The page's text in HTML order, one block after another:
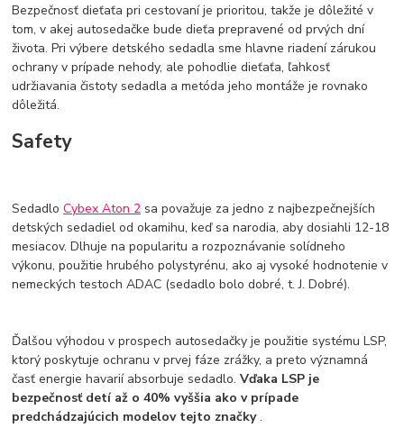
Bezpečnosť dieťaťa pri cestovaní je prioritou, takže je dôležité v
tom, v akej autosedačke bude dieťa prepravené od prvých dní
života. Pri výbere detského sedadla sme hlavne riadení zárukou
ochrany v prípade nehody, ale pohodlie dieťaťa, ľahkosť
udržiavania čistoty sedadla a metóda jeho montáže je rovnako
dôležitá.
Safety
SedadloCybex Aton 2 sa považuje za jedno z najbezpečnejších
detských sedadiel od okamihu, keď sa narodia, aby dosiahli 12-18
mesiacov. Dlhuje na popularitu a rozpoznávanie solídneho
výkonu, použitie hrubého polystyrénu, ako aj vysoké hodnotenie v
nemeckých testoch ADAC (sedadlo bolo dobré, t. J. Dobré).
Ďalšou výhodou v prospech autosedačky je použitie systému LSP,
ktorý poskytuje ochranu v prvej fáze zrážky, a preto významná
časť energie havarií absorbuje sedadlo.Vďaka LSP je
bezpečnosť detí až o 40% vyššia ako v prípade
predchádzajúcich modelov tejto značky.